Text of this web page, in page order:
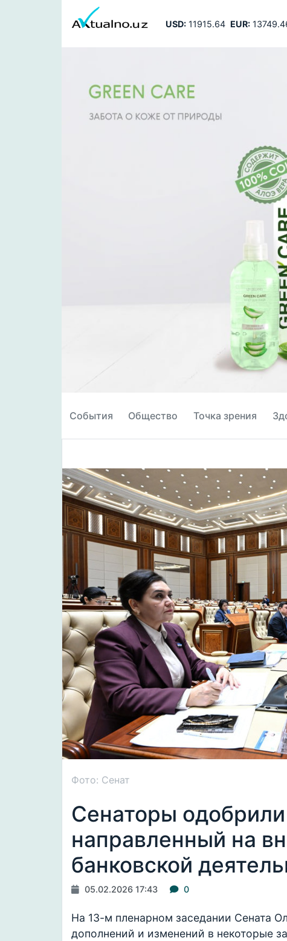
USD:11915.64 EUR:
События Общество Точка зрения
Фото: Сенат
Сенаторы одобрили
направленный на
банковской
05.02.2026 17:43 0
На 13-м пленарном заседании Сената
дополнений и изменений в некоторые